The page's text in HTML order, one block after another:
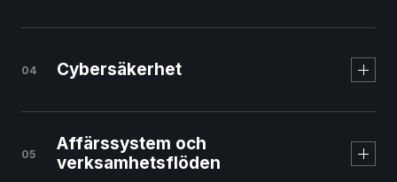
04 Cybersäkerhet
05
Affärssystem och
verksamhetsflöden